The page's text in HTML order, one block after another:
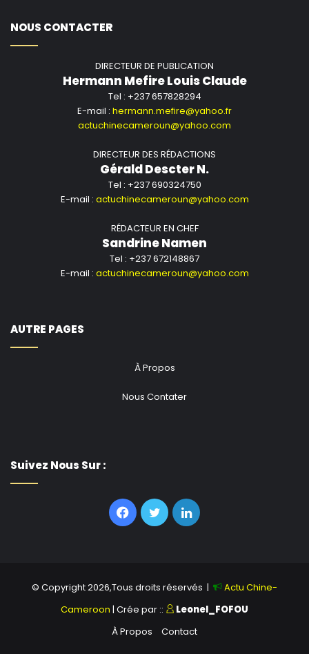
NOUS CONTACTER
DIRECTEUR DE PUBLICATION
Hermann Mefire Louis Claude
Tel : +237 657828294
E-mail : hermann.mefire@yahoo.fr
actuchinecameroun@yahoo.com
DIRECTEUR DES RÉDACTIONS
Gérald Descter N.
Tel : +237 690324750
E-mail : actuchinecameroun@yahoo.com
RÉDACTEUR EN CHEF
Sandrine Namen
Tel : +237 672148867
E-mail : actuchinecameroun@yahoo.com
AUTRE PAGES
À Propos
Nous Contater
Suivez Nous Sur :
Facebook
TwitterLinkedin
© Copyright 2026,Tous droits réservés |
Actu Chine-
Cameroon | Crée par ::
Leonel_FOFOU
À Propos
Contact